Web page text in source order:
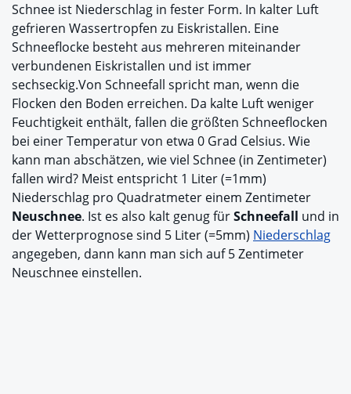
Schnee ist Niederschlag in fester Form. In kalter Luft
gefrieren Wassertropfen zu Eiskristallen. Eine
Schneeflocke besteht aus mehreren miteinander
verbundenen Eiskristallen und ist immer
sechseckig.Von Schneefall spricht man, wenn die
Flocken den Boden erreichen. Da kalte Luft weniger
Feuchtigkeit enthält, fallen die größten Schneeflocken
bei einer Temperatur von etwa 0 Grad Celsius. Wie
kann man abschätzen, wie viel Schnee (in Zentimeter)
fallen wird? Meist entspricht 1 Liter (=1mm)
Niederschlag pro Quadratmeter einem Zentimeter
Neuschnee. Ist es also kalt genug fürSchneefall und in
der Wetterprognose sind 5 Liter (=5mm) Niederschlag
angegeben, dann kann man sich auf 5 Zentimeter
Neuschnee einstellen.